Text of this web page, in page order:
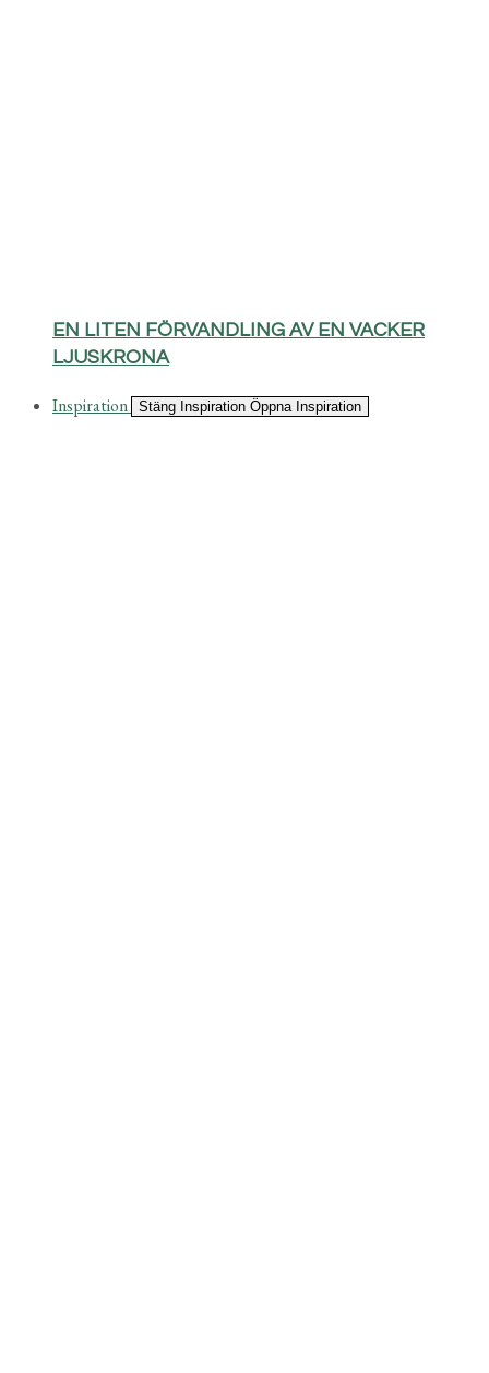
EN LITEN FÖRVANDLING AV EN VACKER
LJUSKRONA
Inspiration Stäng Inspiration Öppna Inspiration